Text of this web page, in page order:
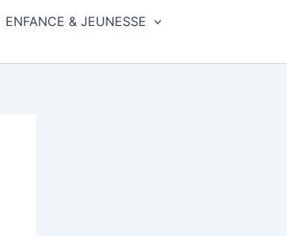
ENFANCE & JEUNESSE